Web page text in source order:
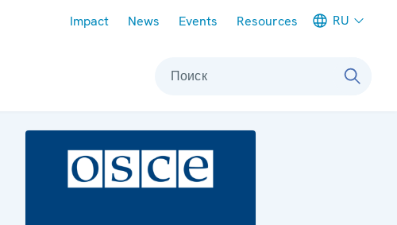
Impact News Events Resources RU
Поиск